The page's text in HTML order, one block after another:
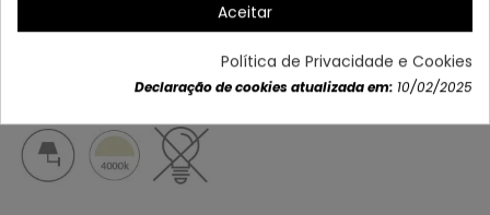
Aceitar
Política de Privacidade e Cookies
Declaração de cookies atualizada em: 10/02/2025